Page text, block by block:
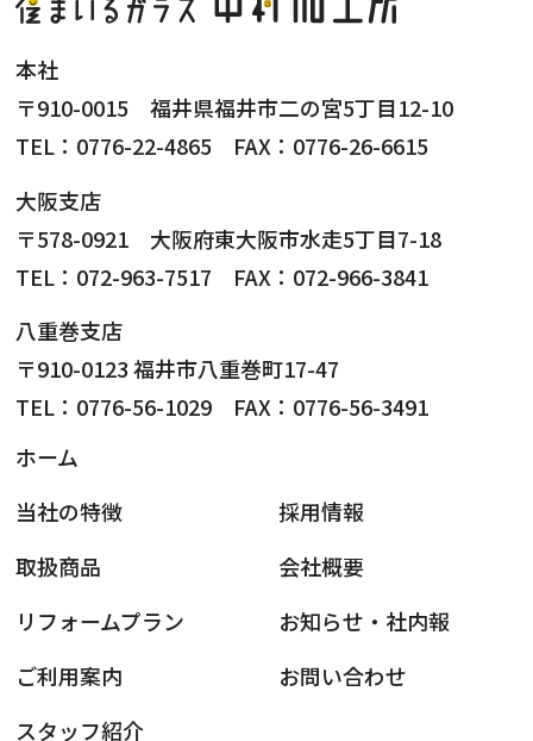
本社
〒910-0015 福井県福井市二の宮5丁目12-10
TEL：0776-22-4865 FAX：0776-26-6615
大阪支店
〒578-0921 大阪府東大阪市水走5丁目7-18
TEL：072-963-7517 FAX：072-966-3841
八重巻支店
〒910-0123 福井市八重巻町17-47
TEL：0776-56-1029 FAX：0776-56-3491
ホーム
当社の特徴
取扱商品
リフォームプラン
ご利用案内
スタッフ紹介
採用情報
会社概要
お知らせ・社内報
お問い合わせ